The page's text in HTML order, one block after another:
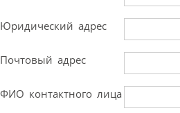
Юридический адрес
Почтовый адрес
ФИО контактного лица